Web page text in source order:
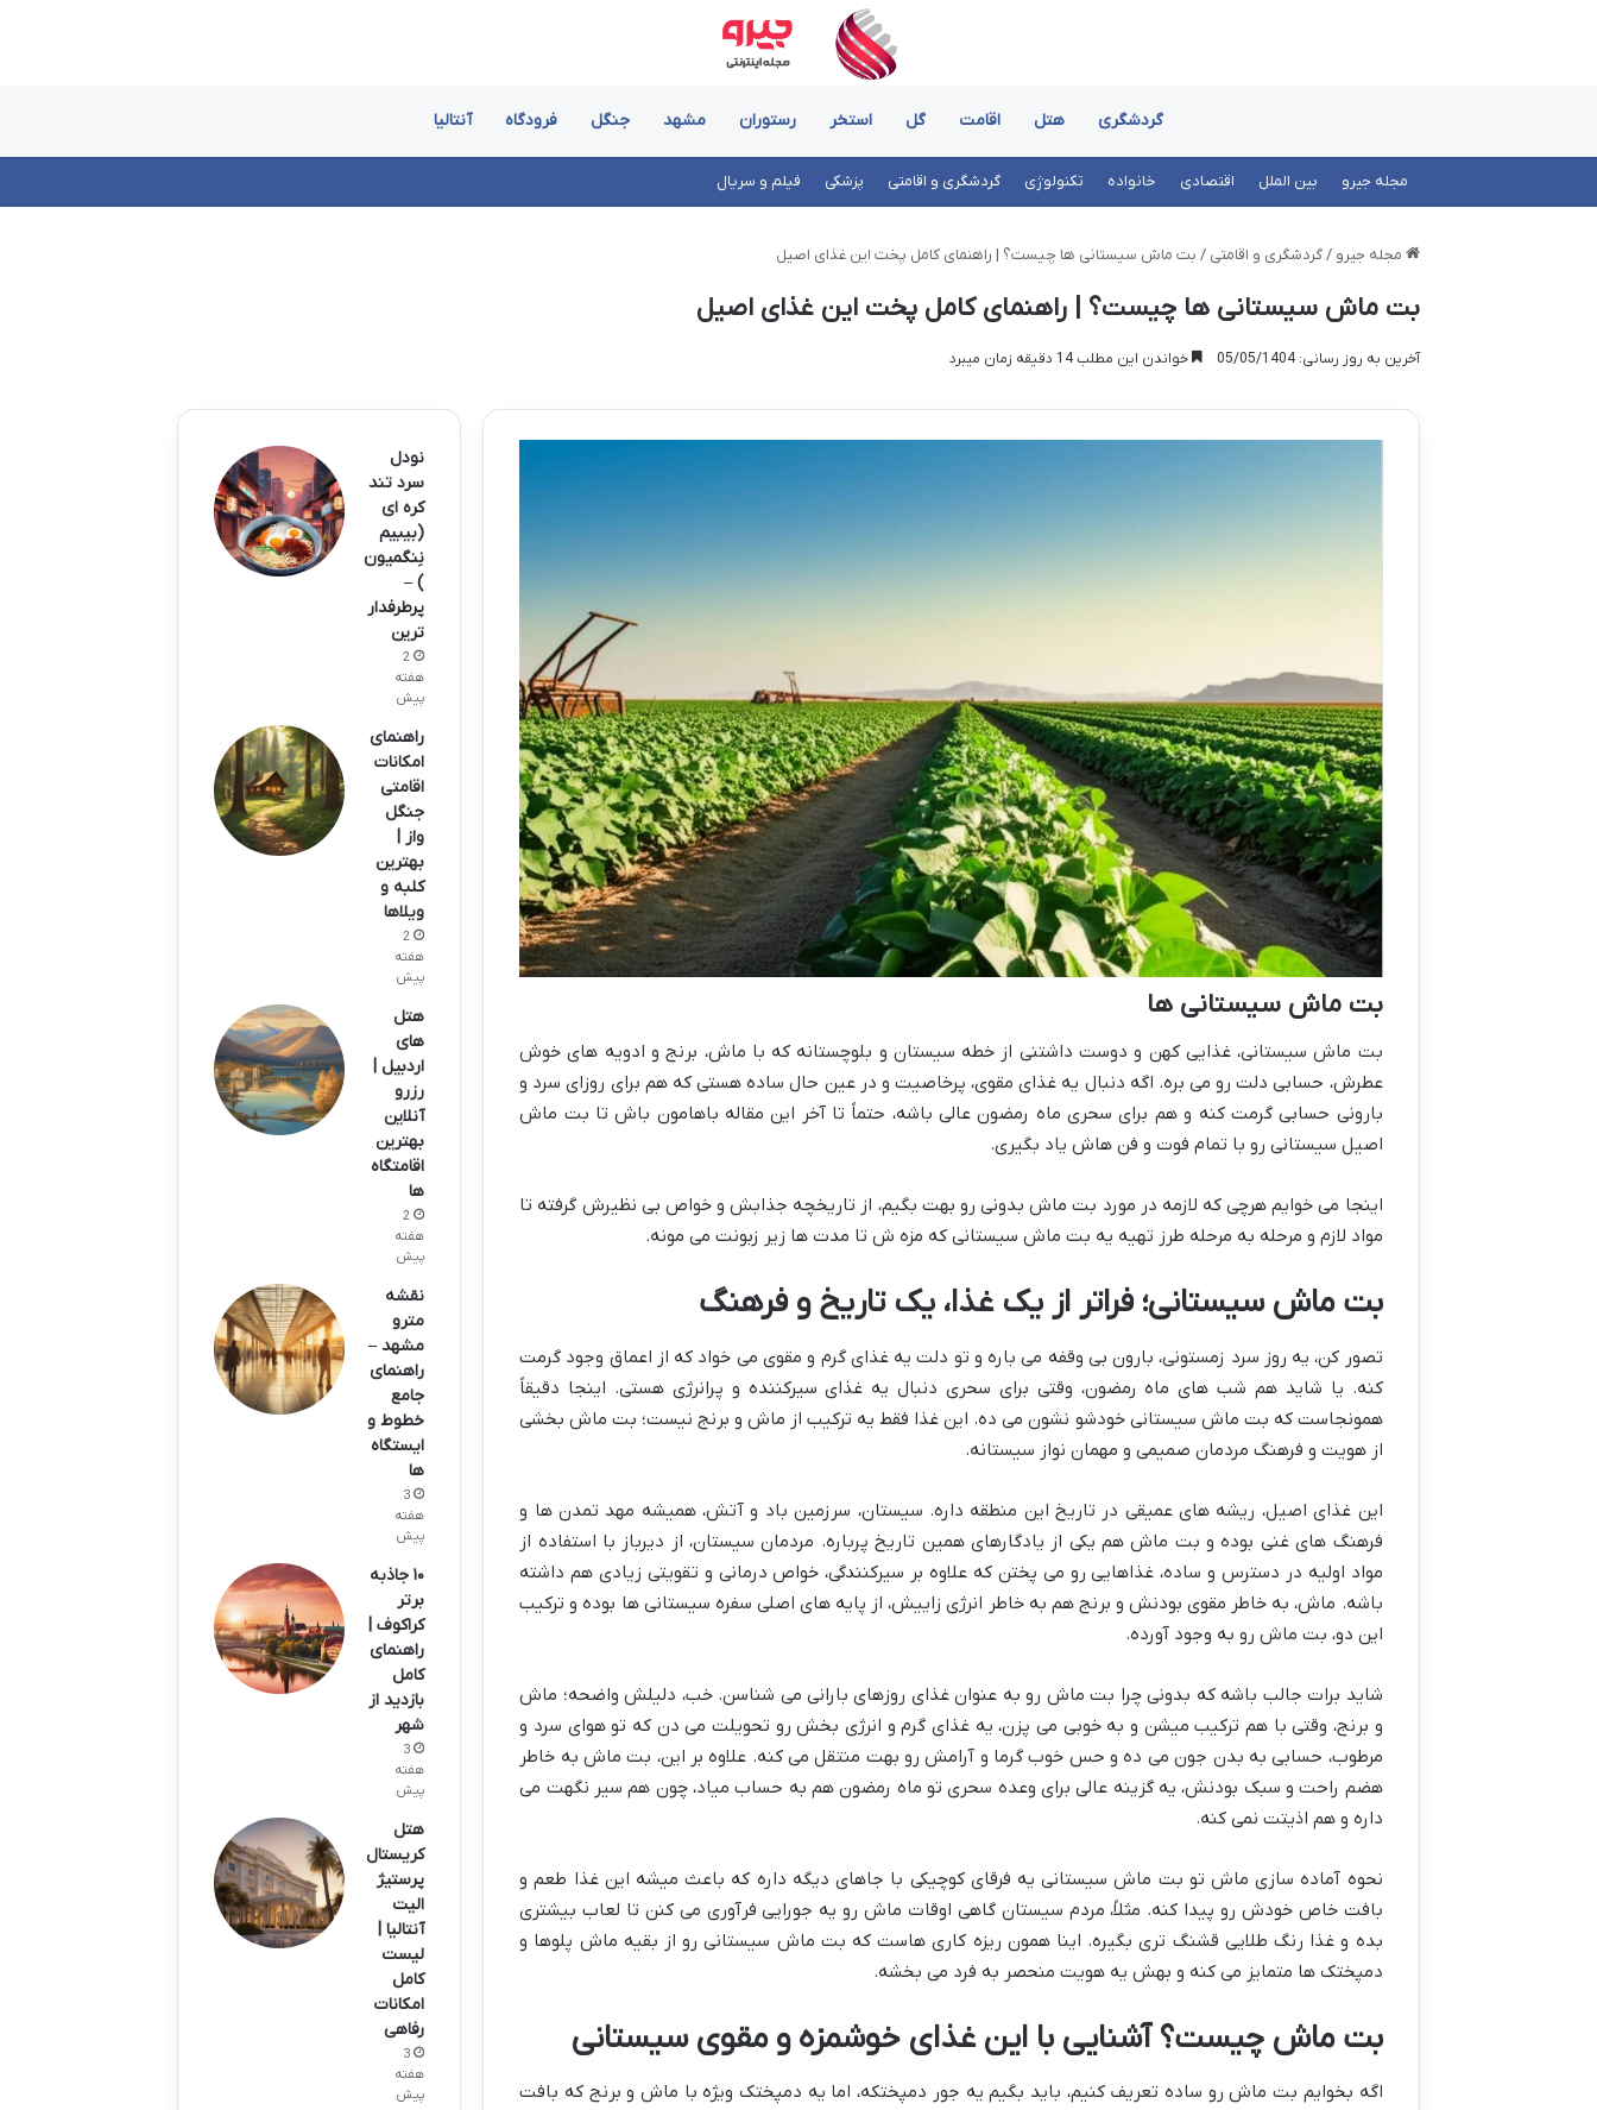
گردشگری هتل اقامت گل استخر رستوران مشهد جنگل فرودگاه آنتالیا
مجله جیرو بین الملل اقتصادی خانواده تکنولوژی گردشگری و اقامتی پزشکی فیلم و سریال
مجله جیرو / گردشگری و اقامتی / بت ماش سیستانی ها چیست؟ | راهنمای کامل پخت این غذای اصیل
بت ماش سیستانی ها چیست؟ | راهنمای کامل پخت این غذای اصیل
آخرین به روز رسانی: 05/05/1404 خواندن این مطلب 14 دقیقه زمان میبرد
بت ماش سیستانی ها
بت ماش سیستانی، غذایی کهن و دوست داشتنی از خطه سیستان و بلوچستانه که با ماش، برنج و ادویه های خوش
عطرش، حسابی دلت رو می بره. اگه دنبال یه غذای مقوی، پرخاصیت و در عین حال ساده هستی که هم برای روزای سرد و
بارونی حسابی گرمت کنه و هم برای سحری ماه رمضون عالی باشه، حتماً تا آخر این مقاله باهامون باش تا بت ماش
اصیل سیستانی رو با تمام فوت و فن هاش یاد بگیری.
اینجا می خوایم هرچی که لازمه در مورد بت ماش بدونی رو بهت بگیم، از تاریخچه جذابش و خواص بی نظیرش گرفته تا
مواد لازم و مرحله به مرحله طرز تهیه یه بت ماش سیستانی که مزه ش تا مدت ها زیر زبونت می مونه.
بت ماش سیستانی؛ فراتر از یک غذا، یک تاریخ و فرهنگ
تصور کن، یه روز سرد زمستونی، بارون بی وقفه می باره و تو دلت یه غذای گرم و مقوی می خواد که از اعماق وجود گرمت
کنه. یا شاید هم شب های ماه رمضون، وقتی برای سحری دنبال یه غذای سیرکننده و پرانرژی هستی. اینجا دقیقاً
همونجاست که بت ماش سیستانی خودشو نشون می ده. این غذا فقط یه ترکیب از ماش و برنج نیست؛ بت ماش بخشی
از هویت و فرهنگ مردمان صمیمی و مهمان نواز سیستانه.
این غذای اصیل، ریشه های عمیقی در تاریخ این منطقه داره. سیستان، سرزمین باد و آتش، همیشه مهد تمدن ها و
فرهنگ های غنی بوده و بت ماش هم یکی از یادگارهای همین تاریخ پرباره. مردمان سیستان، از دیرباز با استفاده از
مواد اولیه در دسترس و ساده، غذاهایی رو می پختن که علاوه بر سیرکنندگی، خواص درمانی و تقویتی زیادی هم داشته
باشه. ماش، به خاطر مقوی بودنش و برنج هم به خاطر انرژی زاییش، از پایه های اصلی سفره سیستانی ها بوده و ترکیب
این دو، بت ماش رو به وجود آورده.
شاید برات جالب باشه که بدونی چرا بت ماش رو به عنوان غذای روزهای بارانی می شناسن. خب، دلیلش واضحه؛ ماش
و برنج، وقتی با هم ترکیب میشن و به خوبی می پزن، یه غذای گرم و انرژی بخش رو تحویلت می دن که تو هوای سرد و
مرطوب، حسابی به بدن جون می ده و حس خوب گرما و آرامش رو بهت منتقل می کنه. علاوه بر این، بت ماش به خاطر
هضم راحت و سبک بودنش، یه گزینه عالی برای وعده سحری تو ماه رمضون هم به حساب میاد، چون هم سیر نگهت می
داره و هم اذیتت نمی کنه.
نحوه آماده سازی ماش تو بت ماش سیستانی یه فرقای کوچیکی با جاهای دیگه داره که باعث میشه این غذا طعم و
بافت خاص خودش رو پیدا کنه. مثلاً، مردم سیستان گاهی اوقات ماش رو یه جورایی فرآوری می کنن تا لعاب بیشتری
بده و غذا رنگ طلایی قشنگ تری بگیره. اینا همون ریزه کاری هاست که بت ماش سیستانی رو از بقیه ماش پلوها و
دمپختک ها متمایز می کنه و بهش یه هویت منحصر به فرد می بخشه.
بت ماش چیست؟ آشنایی با این غذای خوشمزه و مقوی سیستانی
اگه بخوایم بت ماش رو ساده تعریف کنیم، باید بگیم یه جور دمپختکه، اما یه دمپختک ویژه با ماش و برنج که بافت
نودل
سرد تند
کره ای
(بیبیم
نِنگمیون
) –
پرطرفدار
ترین
2
هفته
پیش
راهنمای
امکانات
اقامتی
جنگل
واز |
بهترین
کلبه و
ویلاها
2
هفته
پیش
هتل
های
اردبیل |
رزرو
آنلاین
بهترین
اقامتگاه
ها
2
هفته
پیش
نقشه
مترو
مشهد –
راهنمای
جامع
خطوط و
ایستگاه
ها
3
هفته
پیش
۱۰ جاذبه
برتر
کراکوف |
راهنمای
کامل
بازدید از
شهر
3
هفته
پیش
هتل
کریستال
پرستیژ
الیت
آنتالیا |
لیست
کامل
امکانات
رفاهی
3
هفته
پیش